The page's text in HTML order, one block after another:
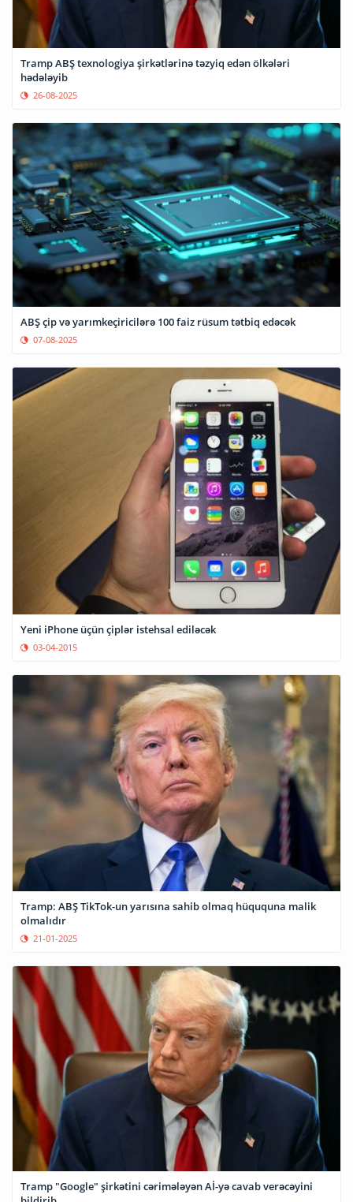
Tramp ABŞ texnologiya şirkətlərinə təzyiq edən ölkələri
hədələyib
26-08-2025
ABŞ çip və yarımkeçiricilərə 100 faiz rüsum tətbiq edəcək
07-08-2025
Yeni iPhone üçün çiplər istehsal ediləcək
03-04-2015
Tramp: ABŞ TikTok-un yarısına sahib olmaq hüququna malik
olmalıdır
21-01-2025
Tramp "Google" şirkətini cərimələyən Aİ-yə cavab verəcəyini